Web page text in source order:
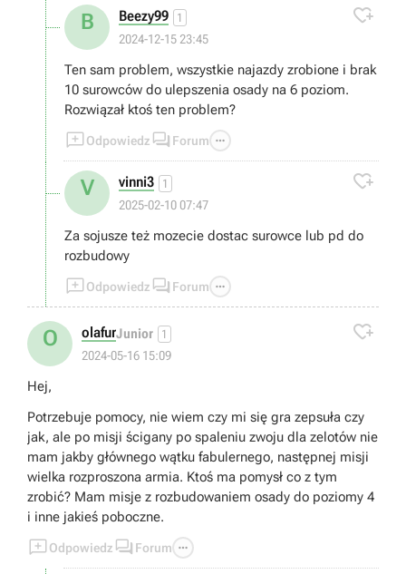
B Beezy99 1
2024-12-15 23:45

Ten sam problem, wszystkie najazdy zrobione i brak
10 surowców do ulepszenia osady na 6 poziom.
Rozwiązał ktoś ten problem?
Odpowiedz  Forum 
V vinni3 1
2025-02-10 07:47

Za sojusze też mozecie dostac surowce lub pd do
rozbudowy
Odpowiedz  Forum 
O olafurJunior 1
2024-05-16 15:09

Hej,
Potrzebuje pomocy, nie wiem czy mi się gra zepsuła czy
jak, ale po misji ścigany po spaleniu zwoju dla zelotów nie
mam jakby głównego wątku fabulernego, następnej misji
wielka rozproszona armia. Ktoś ma pomysł co z tym
zrobić? Mam misje z rozbudowaniem osady do poziomy 4
i inne jakieś poboczne.
Odpowiedz  Forum 